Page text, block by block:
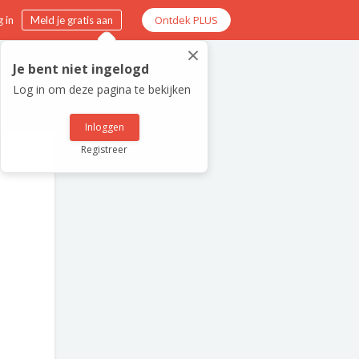
in Meld je gratis aan Ontdek PLUS
×
Je bent niet ingelogd
Log in om deze pagina te bekijken
Inloggen
Registreer